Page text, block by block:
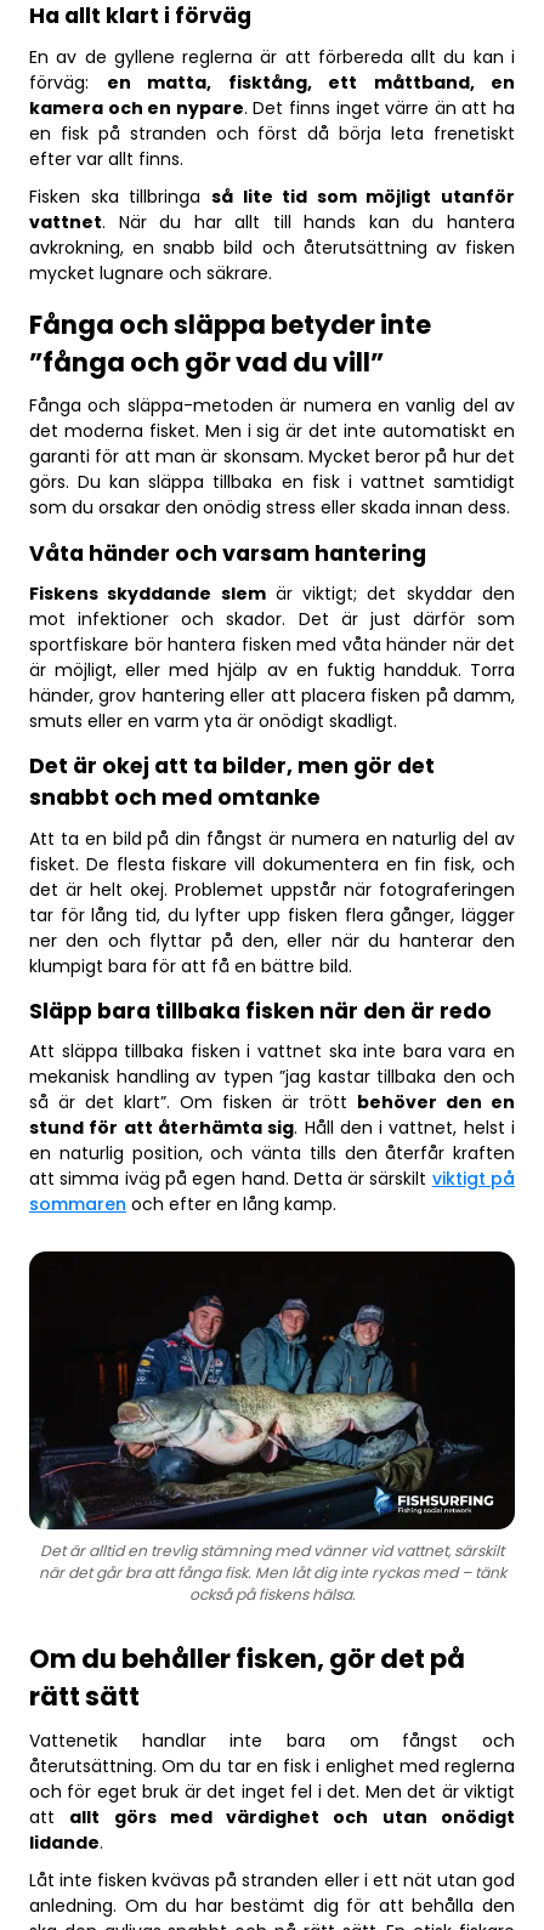
Ha allt klart i förväg
En av de gyllene reglerna är att förbereda allt du kan i
förväg: en matta, fisktång, ett måttband, en
kamera och en nypare. Det finns inget värre än att ha
en fisk på stranden och först då börja leta frenetiskt
efter var allt finns.
Fisken ska tillbringa så lite tid som möjligt utanför
vattnet. När du har allt till hands kan du hantera
avkrokning, en snabb bild och återutsättning av fisken
mycket lugnare och säkrare.
Fånga och släppa betyder inte
”fånga och gör vad du vill”
Fånga och släppa-metoden är numera en vanlig del av
det moderna fisket. Men i sig är det inte automatiskt en
garanti för att man är skonsam. Mycket beror på hur det
görs. Du kan släppa tillbaka en fisk i vattnet samtidigt
som du orsakar den onödig stress eller skada innan dess.
Våta händer och varsam hantering
Fiskens skyddande slemär viktigt; det skyddar den
mot infektioner och skador. Det är just därför som
sportfiskare bör hantera fisken med våta händer när det
är möjligt, eller med hjälp av en fuktig handduk. Torra
händer, grov hantering eller att placera fisken på damm,
smuts eller en varm yta är onödigt skadligt.
Det är okej att ta bilder, men gör det
snabbt och med omtanke
Att ta en bild på din fångst är numera en naturlig del av
fisket. De flesta fiskare vill dokumentera en fin fisk, och
det är helt okej. Problemet uppstår när fotograferingen
tar för lång tid, du lyfter upp fisken flera gånger, lägger
ner den och flyttar på den, eller när du hanterar den
klumpigt bara för att få en bättre bild.
Släpp bara tillbaka fisken när den är redo
Att släppa tillbaka fisken i vattnet ska inte bara vara en
mekanisk handling av typen ”jag kastar tillbaka den och
så är det klart”. Om fisken är trött behöver den en
stund för att återhämta sig. Håll den i vattnet, helst i
en naturlig position, och vänta tills den återfår kraften
att simma iväg på egen hand. Detta är särskilt viktigt på
sommaren och efter en lång kamp.
Det är alltid en trevlig stämning med vänner vid vattnet, särskilt
när det går bra att fånga fisk. Men låt dig inte ryckas med – tänk
också på fiskens hälsa.
Om du behåller fisken, gör det på
rätt sätt
Vattenetik handlar inte bara om fångst och
återutsättning. Om du tar en fisk i enlighet med reglerna
och för eget bruk är det inget fel i det. Men det är viktigt
att allt görs med värdighet och utan onödigt
lidande.
Låt inte fisken kvävas på stranden eller i ett nät utan god
anledning. Om du har bestämt dig för att behålla den